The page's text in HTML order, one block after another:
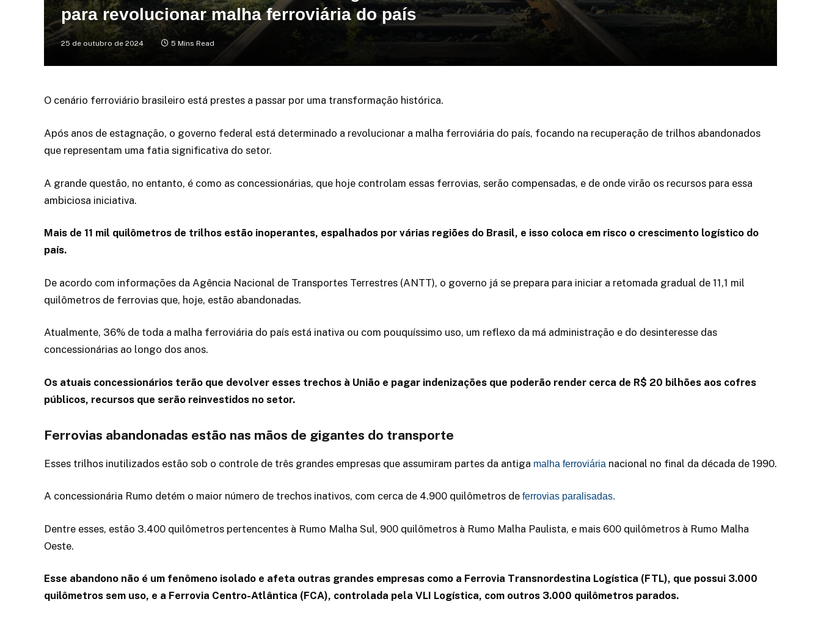
para revolucionar malha ferroviária do país
25 de outubro de 2024 5 Mins Read
O cenário ferroviário brasileiro está prestes a passar por uma transformação histórica.
Após anos de estagnação, o governo federal está determinado a revolucionar a malha ferroviária do país, focando na recuperação de trilhos abandonados
que representam uma fatia significativa do setor.
A grande questão, no entanto, é como as concessionárias, que hoje controlam essas ferrovias, serão compensadas, e de onde virão os recursos para essa
ambiciosa iniciativa.
Mais de 11 mil quilômetros de trilhos estão inoperantes, espalhados por várias regiões do Brasil, e isso coloca em risco o crescimento logístico do
país.
De acordo com informações da Agência Nacional de Transportes Terrestres (ANTT), o governo já se prepara para iniciar a retomada gradual de 11,1 mil
quilômetros de ferrovias que, hoje, estão abandonadas.
Atualmente, 36% de toda a malha ferroviária do país está inativa ou com pouquíssimo uso, um reflexo da má administração e do desinteresse das
concessionárias ao longo dos anos.
Os atuais concessionários terão que devolver esses trechos à União e pagar indenizações que poderão render cerca de R$ 20 bilhões aos cofres
públicos, recursos que serão reinvestidos no setor.
Ferrovias abandonadas estão nas mãos de gigantes do transporte
Esses trilhos inutilizados estão sob o controle de três grandes empresas que assumiram partes da antiga malha ferroviária nacional no final da década de 1990.
A concessionária Rumo detém o maior número de trechos inativos, com cerca de 4.900 quilômetros de ferrovias paralisadas.
Dentre esses, estão 3.400 quilômetros pertencentes à Rumo Malha Sul, 900 quilômetros à Rumo Malha Paulista, e mais 600 quilômetros à Rumo Malha
Oeste.
Esse abandono não é um fenômeno isolado e afeta outras grandes empresas como a Ferrovia Transnordestina Logística (FTL), que possui 3.000
quilômetros sem uso, e a Ferrovia Centro-Atlântica (FCA), controlada pela VLI Logística, com outros 3.000 quilômetros parados.